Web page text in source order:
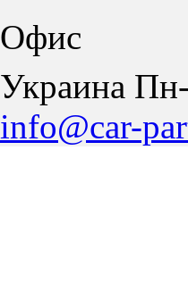
Офис
Украина
info@car-